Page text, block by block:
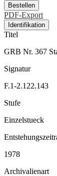
Bestellen
PDF-Export
Identifikation
Titel
GRB Nr. 367
Signatur
F.1-2.122.143
Stufe
Einzelstueck
1978
Archivalienart